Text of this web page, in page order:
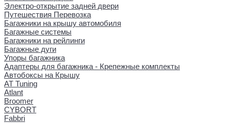
Электро-открытие задней двери
Путешествия Перевозка
Багажники на крышу автомобиля
Багажные системы
Багажники на рейлинги
Багажные дуги
Упоры багажника
Адаптеры для багажника - Крепежные комплекты
Автобоксы на Крышу
AT Tuning
Atlant
Broomer
CYBORT
Fabbri